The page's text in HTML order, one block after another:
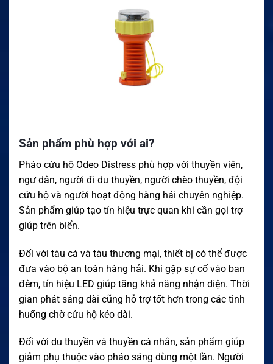
Sản phẩm phù hợp với ai?
Pháo cứu hộ Odeo Distress phù hợp với thuyền viên,
ngư dân, người đi du thuyền, người chèo thuyền, đội
cứu hộ và người hoạt động hàng hải chuyên nghiệp.
Sản phẩm giúp tạo tín hiệu trực quan khi cần gọi trợ
giúp trên biển.
Đối với tàu cá và tàu thương mại, thiết bị có thể được
đưa vào bộ an toàn hàng hải. Khi gặp sự cố vào ban
đêm, tín hiệu LED giúp tăng khả năng nhận diện. Thời
gian phát sáng dài cũng hỗ trợ tốt hơn trong các tình
huống chờ cứu hộ kéo dài.
Đối với du thuyền và thuyền cá nhân, sản phẩm giúp
giảm phụ thuộc vào pháo sáng dùng một lần. Người